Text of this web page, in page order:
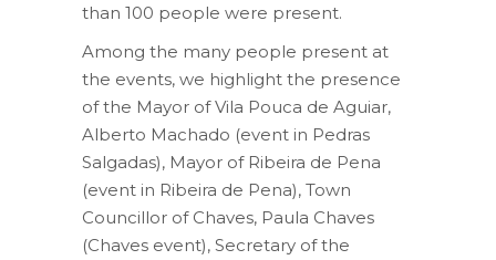
than 100 people were present.
Among the many people present at
the events, we highlight the presence
of the Mayor of Vila Pouca de Aguiar,
Alberto Machado (event in Pedras
Salgadas), Mayor of Ribeira de Pena
(event in Ribeira de Pena), Town
Councillor of Chaves, Paula Chaves
(Chaves event), Secretary of the